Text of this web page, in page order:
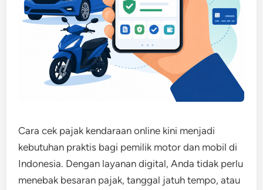
Cara cek pajak kendaraan online kini menjadi
kebutuhan praktis bagi pemilik motor dan mobil di
Indonesia. Dengan layanan digital, Anda tidak perlu
menebak besaran pajak, tanggal jatuh tempo, atau